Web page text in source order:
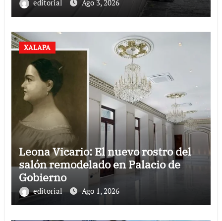
editorial Ago 3, 2026
XALAPA
Leona Vicario: El nuevo rostro del
salón remodelado en Palacio de
Gobierno
editorial Ago 1, 2026